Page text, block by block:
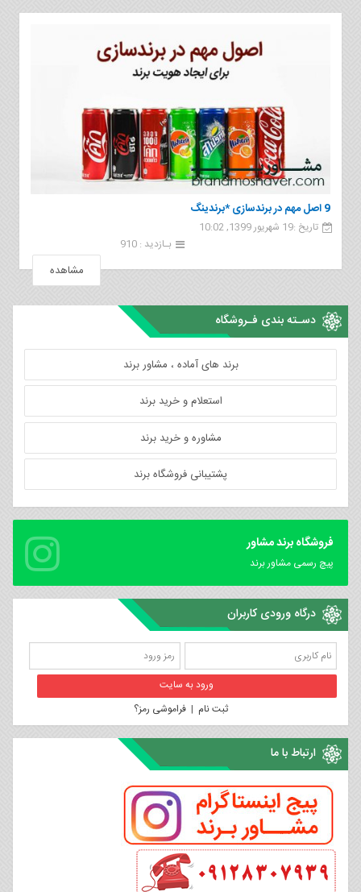
9 اصل مهم در برندسازی *برندینگ
تاریخ :19 شهریور 1399, 10:02
بـازدید : 910
مشاهده
دسـته بندی فـروشگاه
برند های آماده ، مشاور برند
استعلام و خرید برند
مشاوره و خرید برند
پشتیبانی فروشگاه برند
فروشگاه برند مشاور
پیچ رسمی مشاور برند
درگاه ورودی کاربران
ثبت نام |فراموشی رمز؟
ارتباط با ما